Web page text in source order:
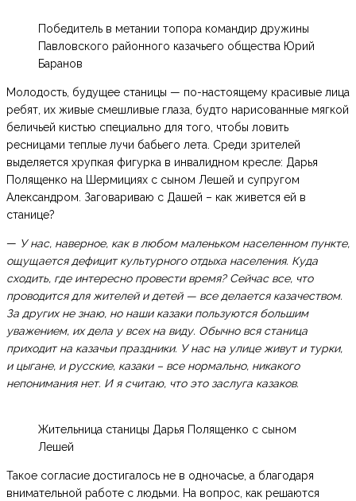
Победитель в метании топора командир дружины
Павловского районного казачьего общества Юрий
Баранов
Молодость, будущее станицы — по-настоящему красивые лица
ребят, их живые смешливые глаза, будто нарисованные мягкой
беличьей кистью специально для того, чтобы ловить
ресницами теплые лучи бабьего лета. Среди зрителей
выделяется хрупкая фигурка в инвалидном кресле: Дарья
Полященко на Шермициях с сыном Лешей и супругом
Александром. Заговариваю с Дашей – как живется ей в
станице?
— У нас, наверное, как в любом маленьком населенном пункте,
ощущается дефицит культурного отдыха населения. Куда
сходить, где интересно провести время? Сейчас все, что
проводится для жителей и детей — все делается казачеством.
За других не знаю, но наши казаки пользуются большим
уважением, их дела у всех на виду. Обычно вся станица
приходит на казачьи праздники. У нас на улице живут и турки,
и цыгане, и русские, казаки – все нормально, никакого
непонимания нет. И я считаю, что это заслуга казаков.
Жительница станицы Дарья Полященко с сыном
Лешей
Такое согласие достигалось не в одночасье, а благодаря
внимательной работе с людьми. На вопрос, как решаются